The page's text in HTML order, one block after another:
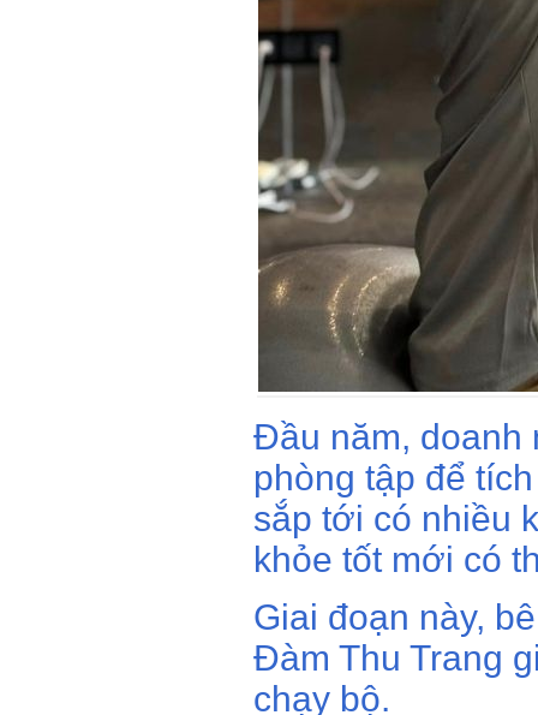
Đầu năm,
phòng tập để
sắp tới có nhiều
khỏe tốt mới có
Giai đoạn này,
Đàm Thu Trang
chạy bộ.